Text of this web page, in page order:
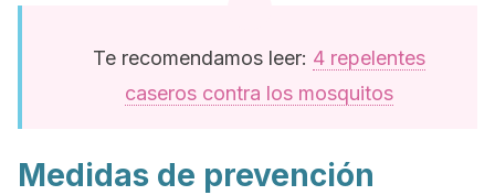
Te recomendamos leer: 4 repelentes
caseros contra los mosquitos
Medidas de prevención